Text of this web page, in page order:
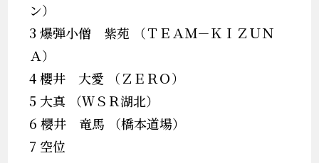
ン）
3 爆弾小僧 紫苑 （ＴＥＡＭ－ＫＩＺＵＮ
Ａ）
4 櫻井 大愛 （ＺＥＲＯ）
5 大真 （ＷＳＲ湖北）
6 櫻井 竜馬 （橋本道場）
7 空位